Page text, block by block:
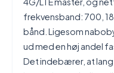
frekvensband: 700,
bånd. Ligesom
ud med en høj andel
Det indebærer, at